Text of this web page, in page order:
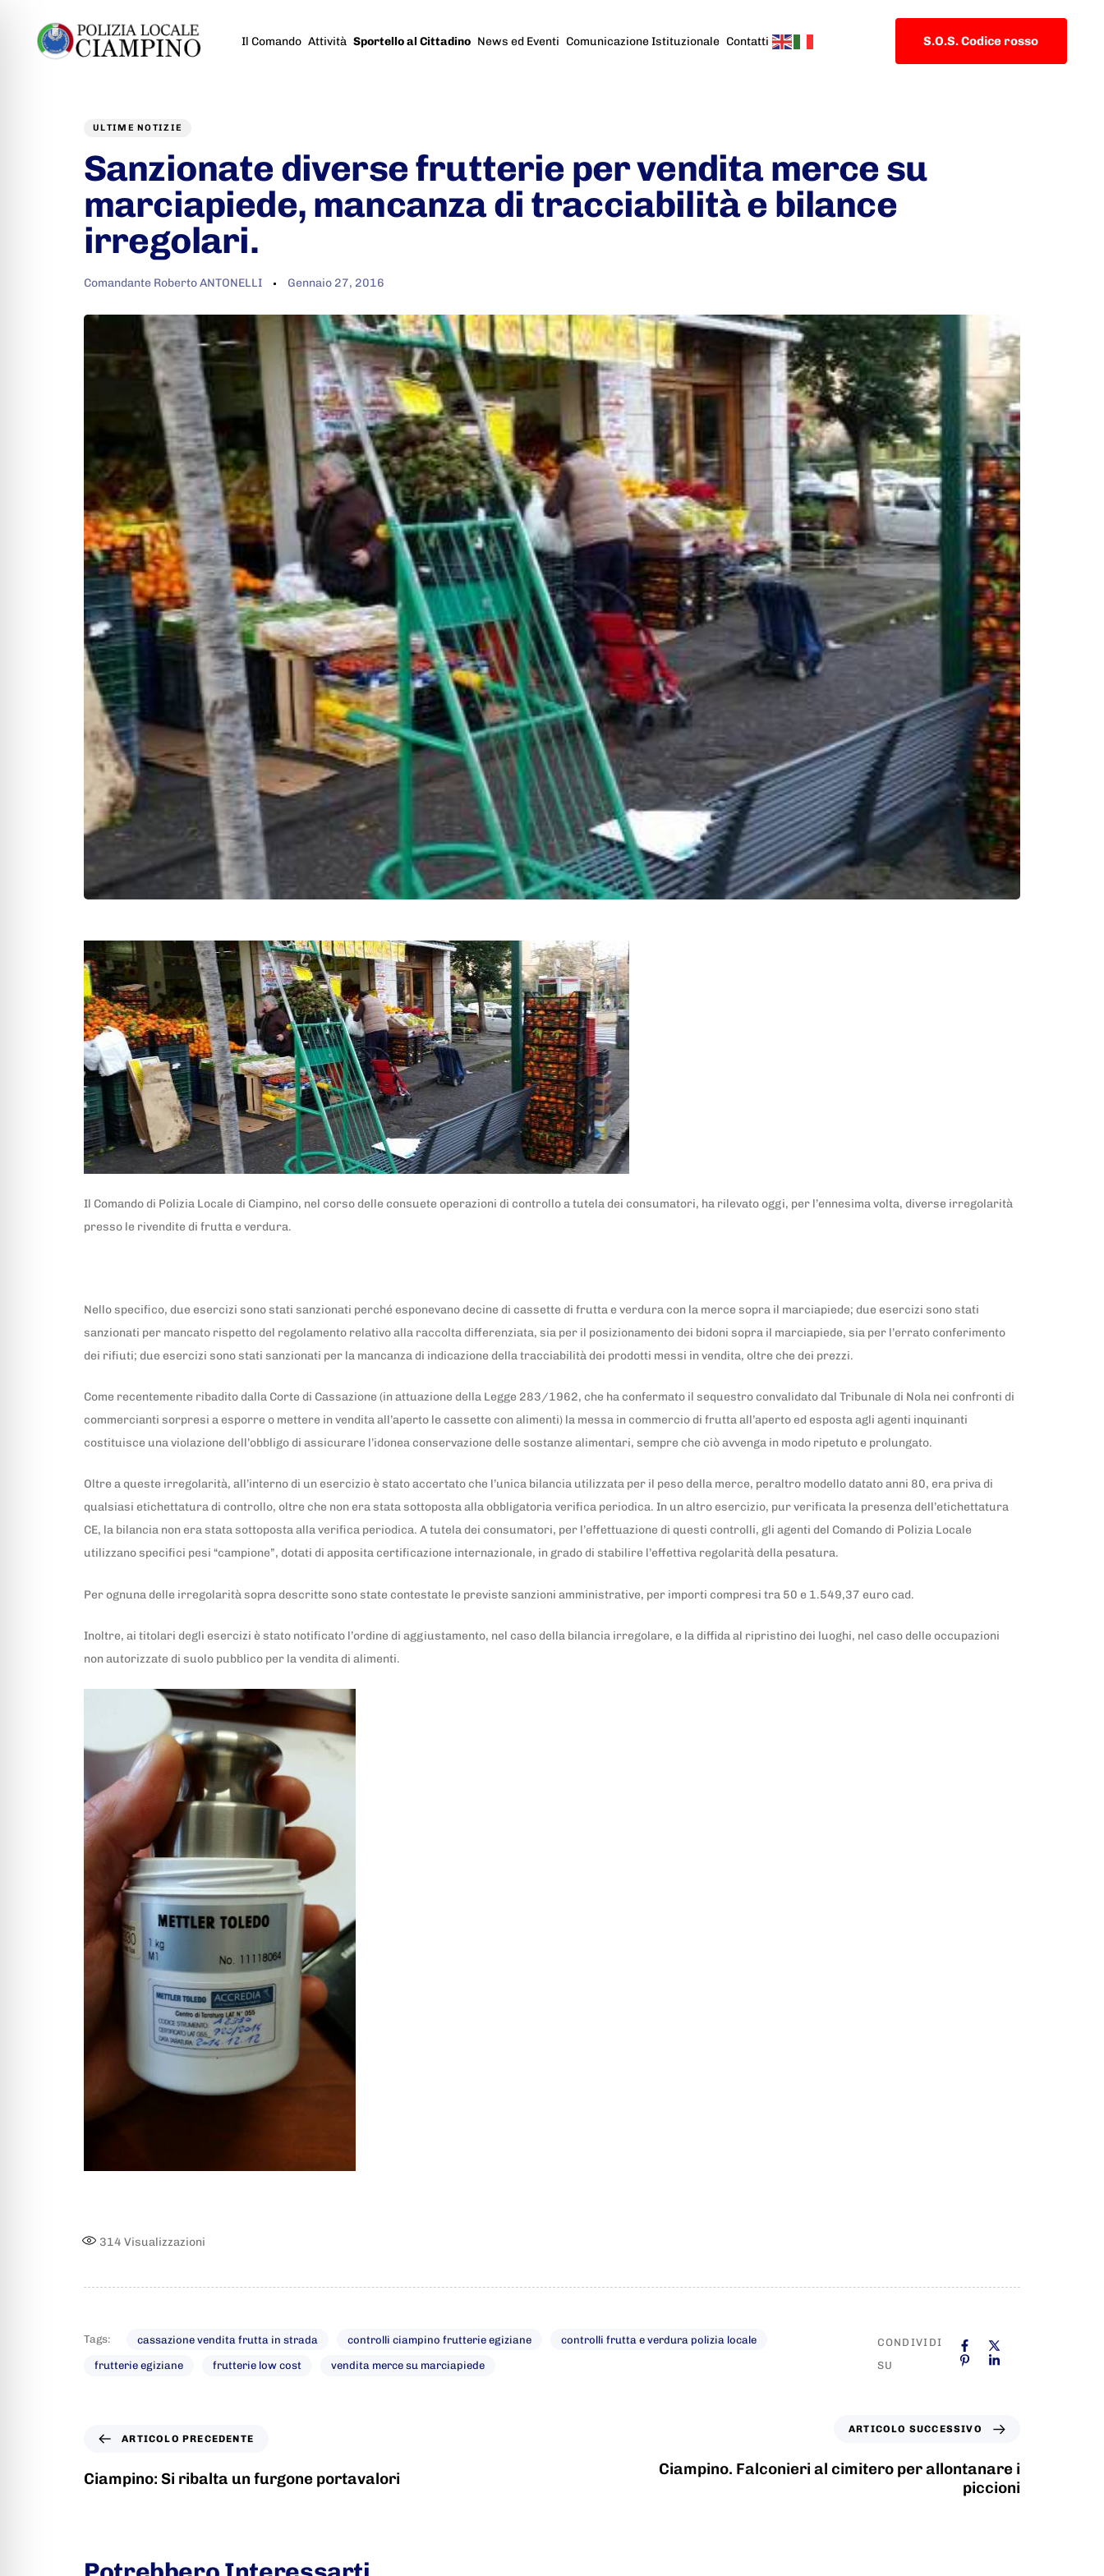
Il Comando Attività Sportello al Cittadino News ed Eventi Comunicazione Istituzionale Contatti S.O.S. Codice rosso
ULTIME NOTIZIE
Sanzionate diverse frutterie per vendita merce su
marciapiede, mancanza di tracciabilità e bilance
irregolari.
Comandante Roberto ANTONELLI Gennaio 27, 2016
Il Comando di Polizia Locale di Ciampino, nel corso delle consuete operazioni di controllo a tutela dei consumatori, ha rilevato oggi, per l’ennesima volta, diverse irregolarità
presso le rivendite di frutta e verdura.
Nello specifico, due esercizi sono stati sanzionati perché esponevano decine di cassette di frutta e verdura con la merce sopra il marciapiede; due esercizi sono stati
sanzionati per mancato rispetto del regolamento relativo alla raccolta differenziata, sia per il posizionamento dei bidoni sopra il marciapiede, sia per l’errato conferimento
dei rifiuti; due esercizi sono stati sanzionati per la mancanza di indicazione della tracciabilità dei prodotti messi in vendita, oltre che dei prezzi.
Come recentemente ribadito dalla Corte di Cassazione (in attuazione della Legge 283/1962, che ha confermato il sequestro convalidato dal Tribunale di Nola nei confronti di
commercianti sorpresi a esporre o mettere in vendita all’aperto le cassette con alimenti) la messa in commercio di frutta all’aperto ed esposta agli agenti inquinanti
costituisce una violazione dell’obbligo di assicurare l’idonea conservazione delle sostanze alimentari, sempre che ciò avvenga in modo ripetuto e prolungato.
Oltre a queste irregolarità, all’interno di un esercizio è stato accertato che l’unica bilancia utilizzata per il peso della merce, peraltro modello datato anni 80, era priva di
qualsiasi etichettatura di controllo, oltre che non era stata sottoposta alla obbligatoria verifica periodica. In un altro esercizio, pur verificata la presenza dell’etichettatura
CE, la bilancia non era stata sottoposta alla verifica periodica. A tutela dei consumatori, per l’effettuazione di questi controlli, gli agenti del Comando di Polizia Locale
utilizzano specifici pesi “campione”, dotati di apposita certificazione internazionale, in grado di stabilire l’effettiva regolarità della pesatura.
Per ognuna delle irregolarità sopra descritte sono state contestate le previste sanzioni amministrative, per importi compresi tra 50 e 1.549,37 euro cad.
Inoltre, ai titolari degli esercizi è stato notificato l’ordine di aggiustamento, nel caso della bilancia irregolare, e la diffida al ripristino dei luoghi, nel caso delle occupazioni
non autorizzate di suolo pubblico per la vendita di alimenti.
314 Visualizzazioni
Tags: cassazione vendita frutta in strada controlli ciampino frutterie egiziane controlli frutta e verdura polizia locale
frutterie egiziane frutterie low cost vendita merce su marciapiede
CONDIVIDI
SU
ARTICOLO PRECEDENTE
Ciampino: Si ribalta un furgone portavalori
ARTICOLO SUCCESSIVO
Ciampino. Falconieri al cimitero per allontanare i
piccioni